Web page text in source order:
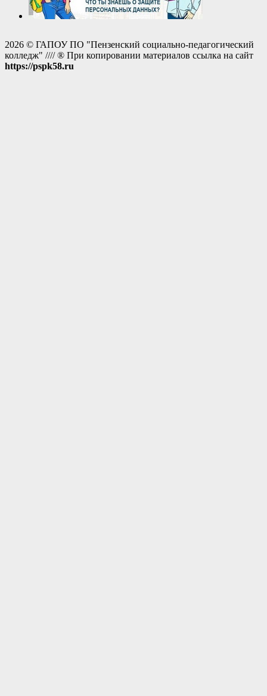
2026 © ГАПОУ ПО "Пензенский социально-педагогический
колледж" //// ® При копировании материалов ссылка на сайт
https://pspk58.ru